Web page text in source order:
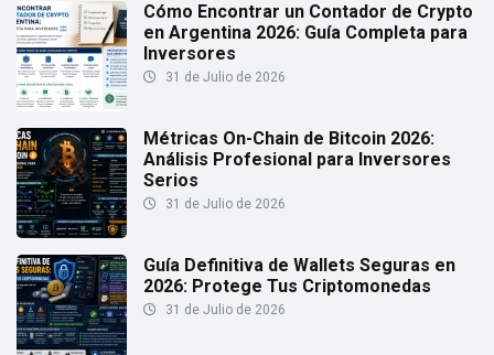
Cómo Encontrar un Contador de Crypto
en Argentina 2026: Guía Completa para
Inversores
31 de Julio de 2026
Métricas On-Chain de Bitcoin 2026:
Análisis Profesional para Inversores
Serios
31 de Julio de 2026
Guía Definitiva de Wallets Seguras en
2026: Protege Tus Criptomonedas
31 de Julio de 2026